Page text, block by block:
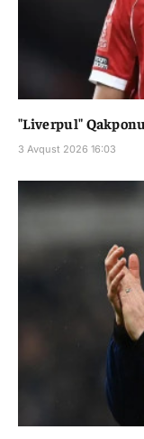
"Liverpul"
3 Avqust 2026 16:03